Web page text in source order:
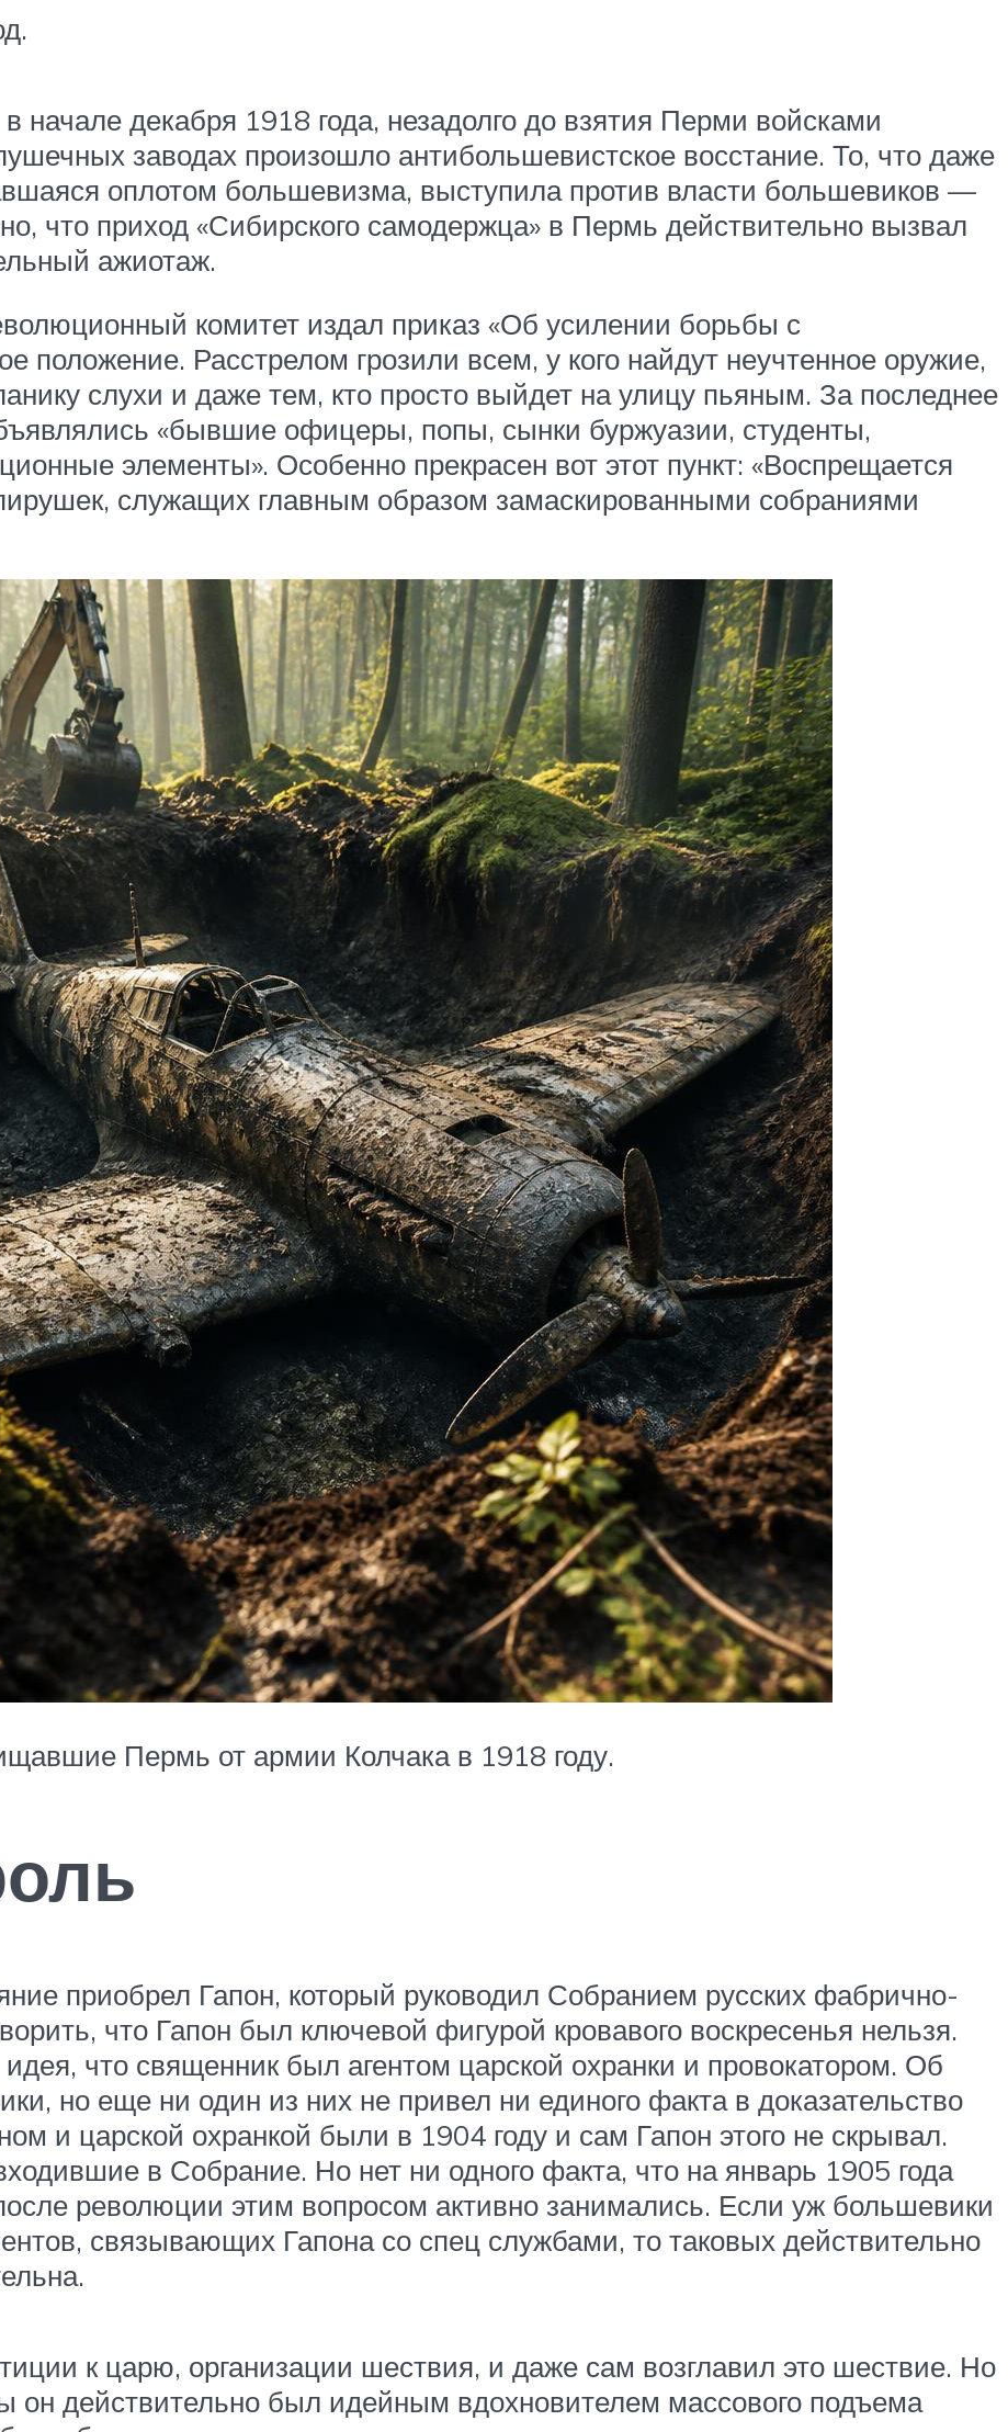
начале декабря 1918 года, незадолго до взятия Перми войсками
заводах произошло антибольшевистское восстание. То, что даже
оплотом большевизма, выступила против власти большевиков —
что приход «Сибирского самодержца» в Пермь действительно вызвал
ажиотаж.
комитет издал приказ «Об усилении борьбы с
положение. Расстрелом грозили всем, у кого найдут неучтенное оружие,
слухи и даже тем, кто просто выйдет на улицу пьяным. За последнее
«бывшие офицеры, попы, сынки буржуазии, студенты,
элементы». Особенно прекрасен вот этот пункт: «Воспрещается
служащих главным образом замаскированными собраниями
Пермь от армии Колчака в 1918 году.
приобрел Гапон, который руководил Собранием русских фабрично-
что Гапон был ключевой фигурой кровавого воскресенья нельзя.
что священник был агентом царской охранки и провокатором. Об
но еще ни один из них не привел ни единого факта в доказательство
и царской охранкой были в 1904 году и сам Гапон этого не скрывал.
в Собрание. Но нет ни одного факта, что на январь 1905 года
революции этим вопросом активно занимались. Если уж большевики
связывающих Гапона со спец службами, то таковых действительно
к царю, организации шествия, и даже сам возглавил это шествие. Но
он действительно был идейным вдохновителем массового подъема